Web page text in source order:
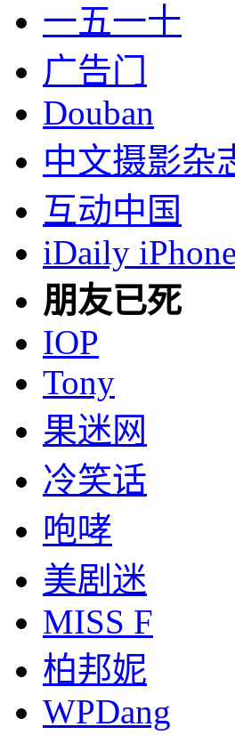
一五一十
广告门
Douban
中文摄影杂
互动中国
iDaily iPhone
朋友已死
IOP
Tony
果迷网
冷笑话
咆哮
美剧迷
MISS F
柏邦妮
WPDang